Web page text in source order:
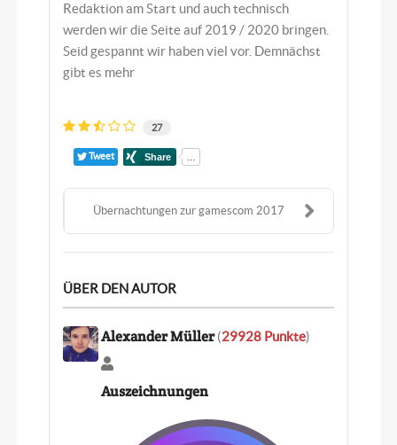
Redaktion am Start und auch technisch
werden wir die Seite auf 2019 / 2020 bringen.
Seid gespannt wir haben viel vor. Demnächst
gibt es mehr
27
Tweet
Übernachtungen zur gamescom 2017
ÜBER DEN AUTOR
Alexander Müller (29928 Punkte)
e
Auszeichnungen